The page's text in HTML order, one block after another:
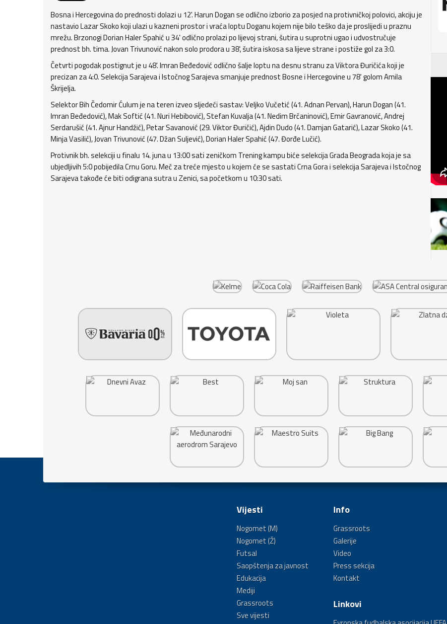
Bosna i Hercegovina do prednosti dolazi u 12'. Harun Dogan se odlično izborio za posjed na protivničkoj polovici, akciju je
nastavio Lazar Skoko koji ulazi u kazneni prostor i vraća loptu Doganu kojem nije bilo teško da je proslijedi u praznu
mrežu. Brzonogi Dorian Haler Spahić u 34' odlično prolazi po lijevoj strani, šutira u suprotni ugao i udvostručuje
prednost bh. tima. Jovan Trivunović nakon solo prodora u 38', šutira iskosa sa lijeve strane i postiže gol za 3:0.
Četvrti pogodak postignut je u 48'. Imran Beđedović odlično šalje loptu na desnu stranu za Viktora Đuričića koji je
precizan za 4:0. Selekcija Sarajeva i Istočnog Sarajeva smanjuje prednost Bosne i Hercegovine u 78' golom Amila
Škrijelja.
Selektor Bih Čedomir Ćulum je na teren izveo sljedeći sastav: Veljko Vučetić (41. Adnan Pervan), Harun Dogan (41.
Imran Beđedović), Mak Softić (41. Nuri Hebibović), Stefan Kuvalja (41. Nedim Brčaninović), Emir Gavranović, Andrej
Serdarušić (41. Ajnur Handžić), Petar Savanović (29. Viktor Đuričić), Ajdin Dudo (41. Damjan Gatarić), Lazar Skoko (41.
Minja Vasilić), Jovan Trivunović (47. Džan Suljević), Dorian Haler Spahić (47. Đorđe Lučić).
Protivnik bh. selekciji u finalu 14. juna u 13:00 sati zeničkom Trening kampu biće selekcija Grada Beograda koja je sa
ubjedljivih 5:0 pobijedila Crnu Goru. Meč za treće mjesto u kojem će se sastati Crna Gora i selekcija Sarajeva i Istočnog
Sarajeva takođe će biti odigrana sutra u Zenici, sa početkom u 10:30 sati.
Vijesti
Nogomet (M)
Nogomet (Ž)
Futsal
Saopštenja za javnost
Edukacija
Mediji
Grassroots
Sve vijesti
Info
Grassroots
Galerije
Video
Press sekcija
Kontakt
Linkovi